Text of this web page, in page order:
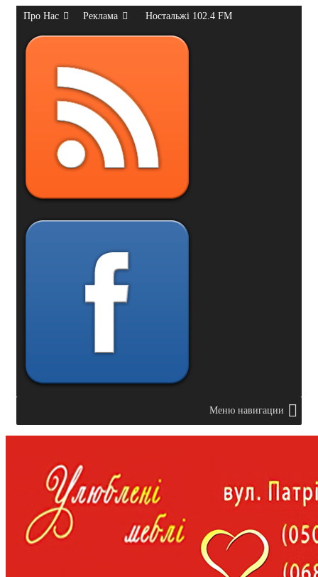
Про Нас Реклама Ностальжі 102.4 FM
Меню навигации